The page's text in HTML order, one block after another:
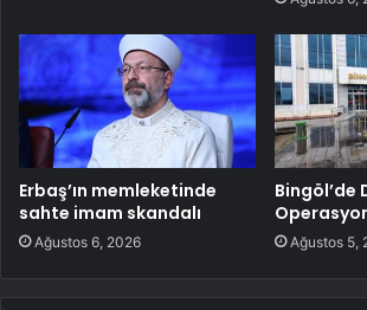
Erbaş’ın memleketinde
sahte imam skandalı
Ağustos 6, 2026
Bingöl’de
Ağustos 5,